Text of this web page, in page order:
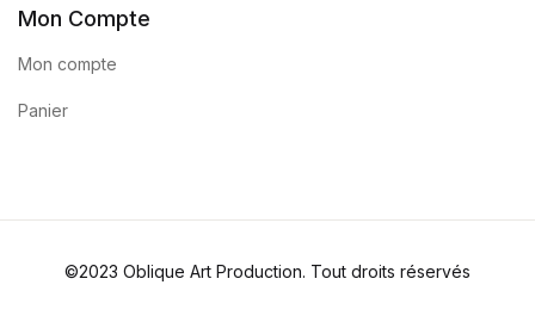
Mon Compte
Mon compte
Panier
©2023 Oblique Art Production. Tout droits réservés